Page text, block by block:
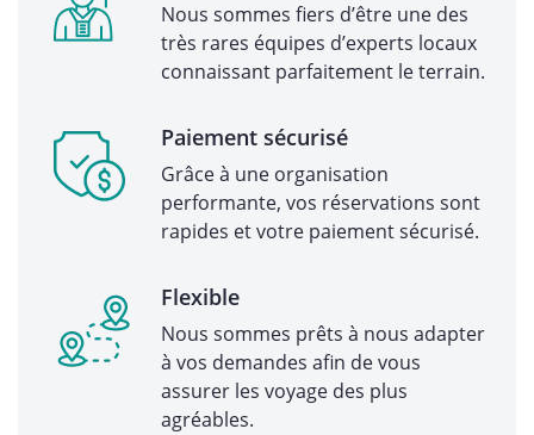
Nous sommes fiers d’être une des
très rares équipes d’experts locaux
connaissant parfaitement le terrain.
Paiement sécurisé
Grâce à une organisation
performante, vos réservations sont
rapides et votre paiement sécurisé.
Flexible
Nous sommes prêts à nous adapter
à vos demandes afin de vous
assurer les voyage des plus
agréables.